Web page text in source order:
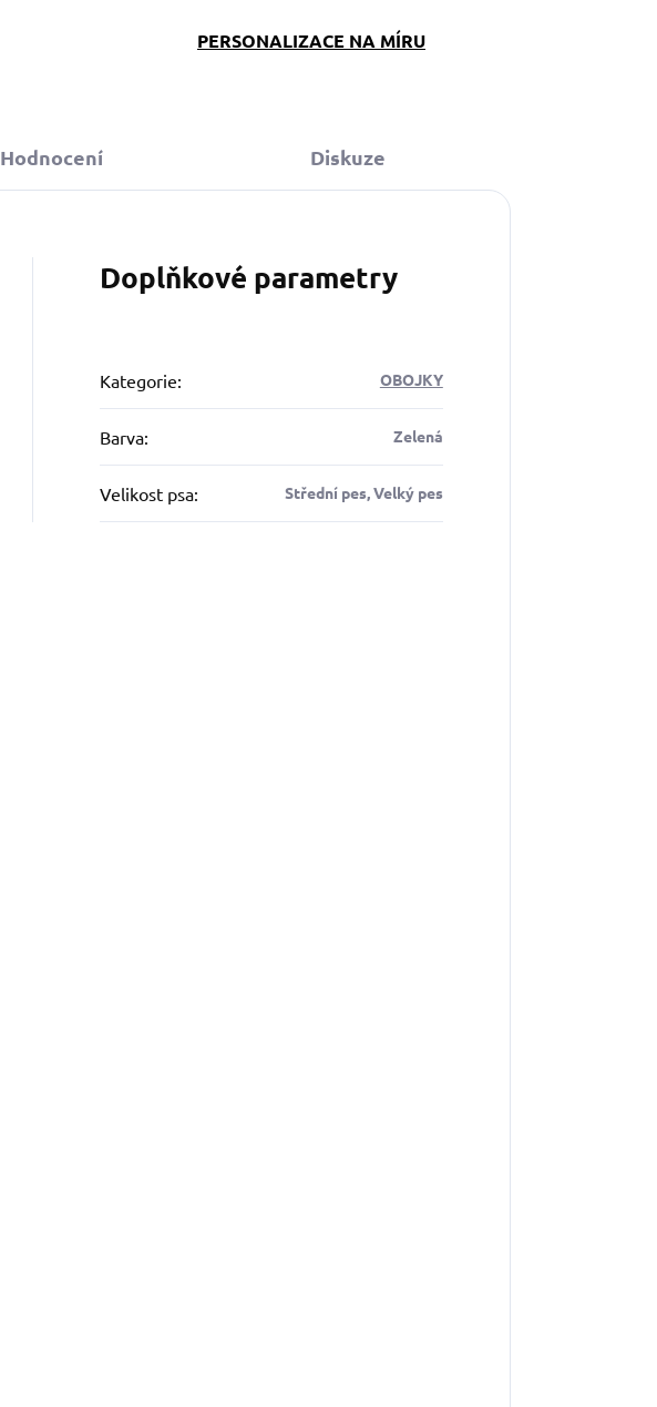
PERSONALIZACE NA MÍRU
Hodnocení Diskuze
Doplňkové parametry
Kategorie: OBOJKY
Barva: Zelená
Velikost psa: Střední pes, Velký pes